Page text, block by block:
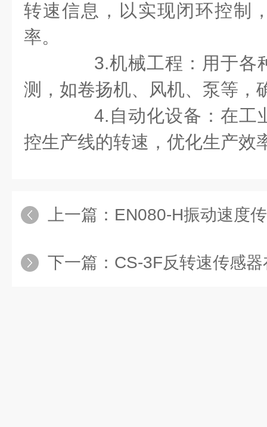
转速信息，以实现闭环控制
率。
3.机械工程：用于各
测，如卷扬机、风机、泵等，
4.自动化设备：在工
控生产线的转速，优化生产效
上一篇： EN080-H振动速度传感
下一篇： CS-3F反转速传感器在